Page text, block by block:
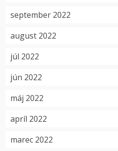
september 2022
august 2022
júl 2022
jún 2022
máj 2022
apríl 2022
marec 2022